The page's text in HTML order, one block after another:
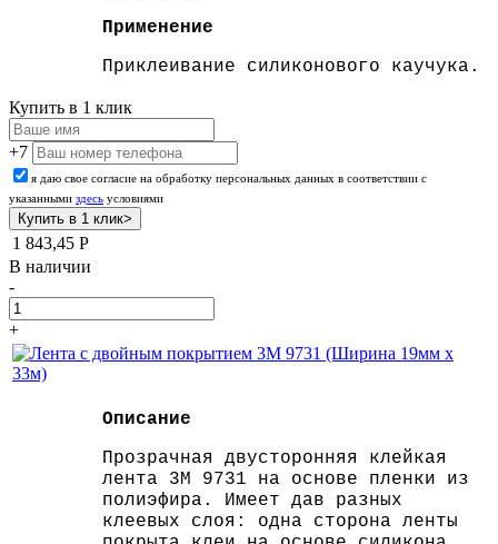
Применение
Приклеивание силиконового каучука.
Купить в 1 клик
+7
я даю свое согласие на обработку персональных данных в соответствии с
указанными здесь условиями
1 843,45 Р
В наличии
-
+
Описание
Прозрачная двусторонняя клейкая
лента 3M 9731 на основе пленки из
полиэфира. Имеет дав разных
клеевых слоя: одна сторона ленты